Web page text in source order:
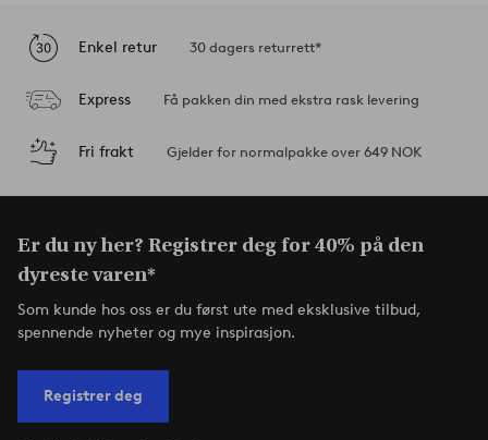
Enkel retur 30 dagers returrett*
Express Få pakken din med ekstra rask levering
Fri frakt Gjelder for normalpakke over 649 NOK
Er du ny her? Registrer deg for 40% på den
dyreste varen*
Som kunde hos oss er du først ute med eksklusive tilbud,
spennende nyheter og mye inspirasjon.
Registrer deg